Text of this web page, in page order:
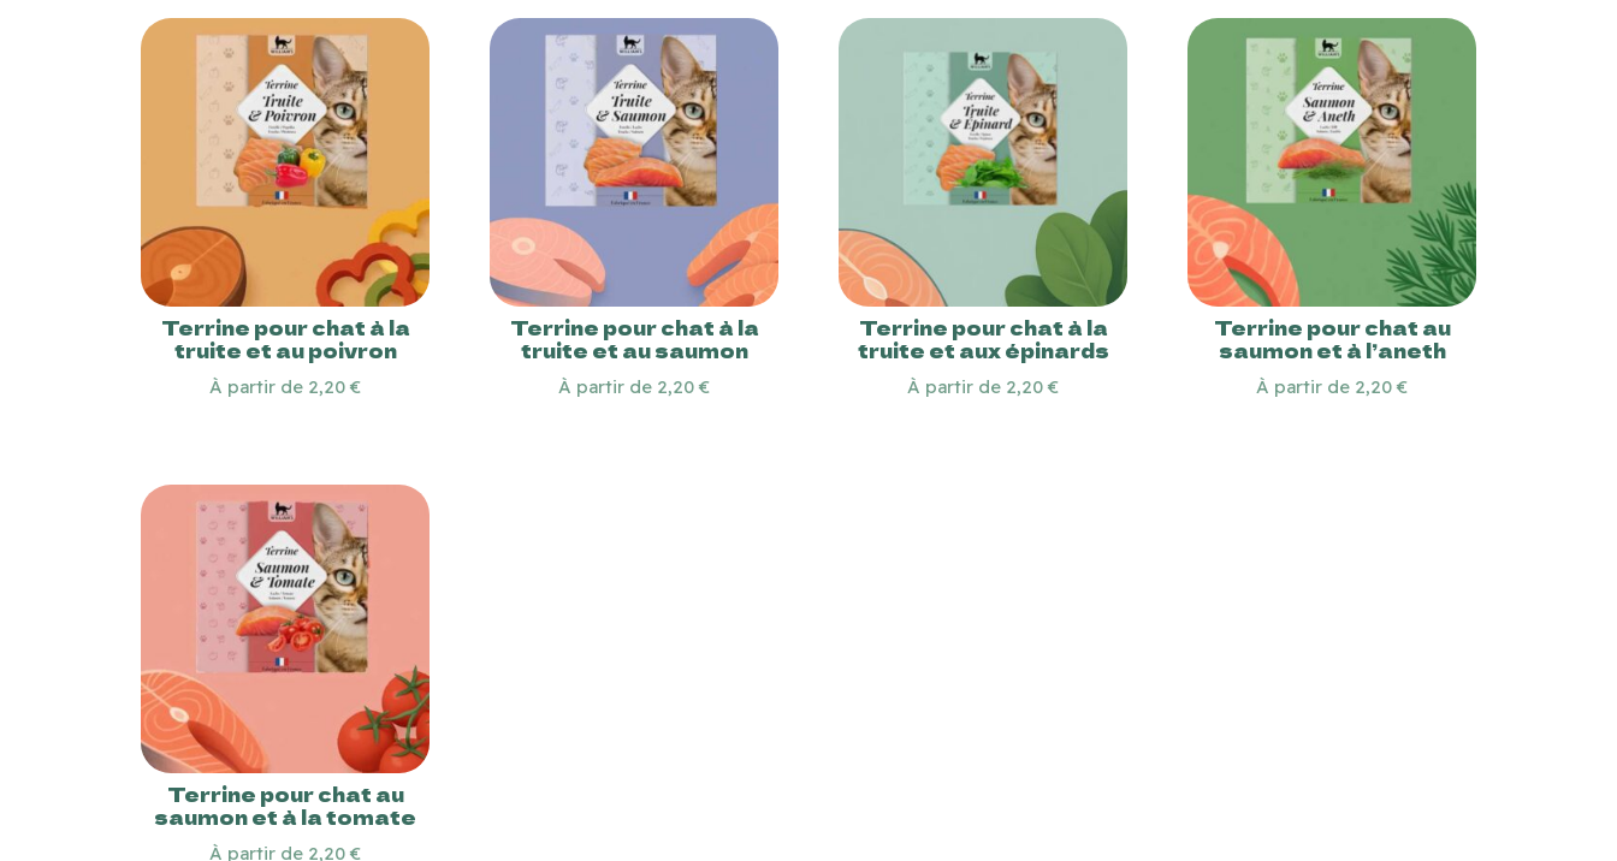
Terrine pour chat à la
truite et au poivron
À partir de 2,20 €
Terrine pour chat à la
truite et au saumon
À partir de 2,20 €
Terrine pour chat à la
truite et aux épinards
À partir de 2,20 €
Terrine pour chat au
saumon et à l’aneth
À partir de 2,20 €
Terrine pour chat au
saumon et à la tomate
À partir de 2,20 €